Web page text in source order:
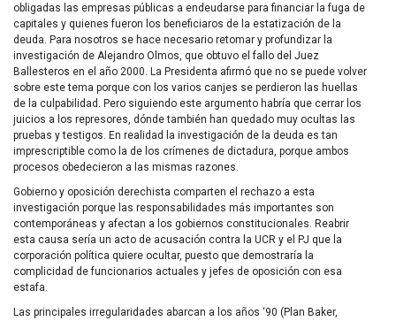
obligadas las empresas públicas a endeudarse para financiar la fuga de
capitales y quienes fueron los beneficiaros de la estatización de la
deuda. Para nosotros se hace necesario retomar y profundizar la
investigación de Alejandro Olmos, que obtuvo el fallo del Juez
Ballesteros en el año 2000. La Presidenta afirmó que no se puede volver
sobre este tema porque con los varios canjes se perdieron las huellas
de la culpabilidad. Pero siguiendo este argumento habría que cerrar los
juicios a los represores, dónde también han quedado muy ocultas las
pruebas y testigos. En realidad la investigación de la deuda es tan
imprescriptible como la de los crímenes de dictadura, porque ambos
procesos obedecieron a las mismas razones.
Gobierno y oposición derechista comparten el rechazo a esta
investigación porque las responsabilidades más importantes son
contemporáneas y afectan a los gobiernos constitucionales. Reabrir
esta causa sería un acto de acusación contra la UCR y el PJ que la
corporación política quiere ocultar, puesto que demostraría la
complicidad de funcionarios actuales y jefes de oposición con esa
estafa.
Las principales irregularidades abarcan a los años ‘90 (Plan Baker,